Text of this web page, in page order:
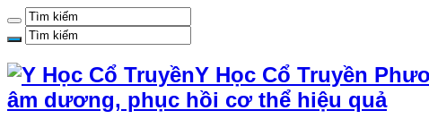
Y Học Cổ Truyền
âm dương, phục hồi cơ thể hiệu quả